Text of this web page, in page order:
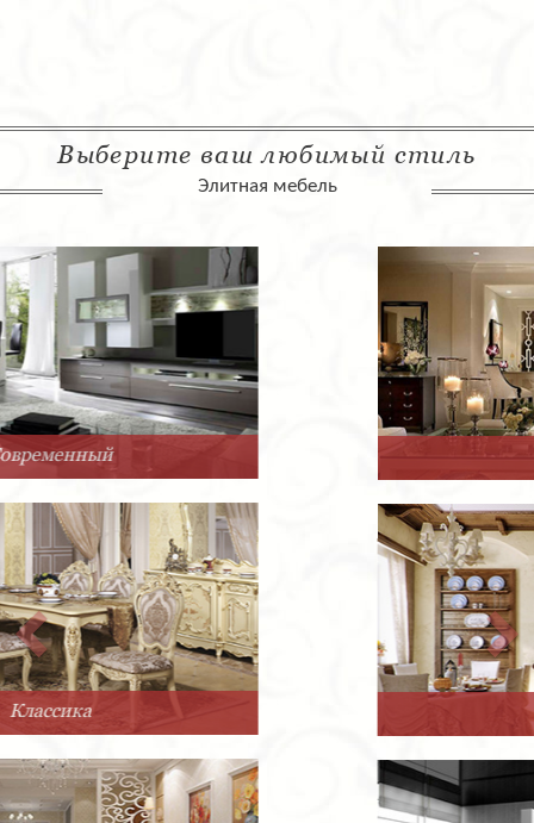
Выберите ваш любимый стиль
Элитная мебель